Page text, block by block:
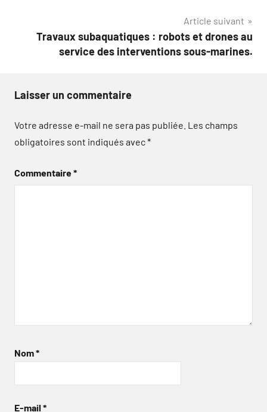
Article suivant
Travaux subaquatiques : robots et drones au
service des interventions sous-marines.
Laisser un commentaire
Votre adresse e-mail ne sera pas publiée. Les champs
obligatoires sont indiqués avec*
Commentaire*
Nom*
E-mail *